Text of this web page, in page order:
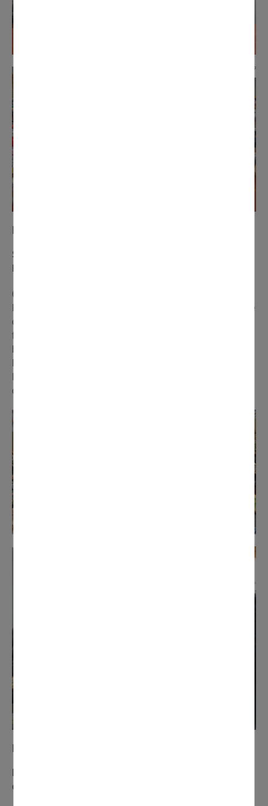
N° 286 février 2023
Succès pour le Salon du jouet de collection et de la
60 exposants et des visiteurs venus de toute l'Île-de-
France, et même d'encore plus loin ! Le Salon du jouet de
collection et de la bande dessinée a fait son retour le 5
février au gymnase Charles de Gaulle pour le plus grand
cet événement toujours très apprécié du public.
N° 277 avril 2022
d'articles de puériculture